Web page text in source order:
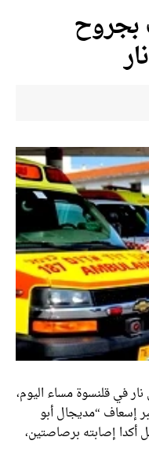
بجروح
في قلنسوة مساء اليوم،
إسعاف “مديجال أبو
إصابته برصاصتين،